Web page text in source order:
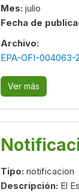
Mes: julio
Fecha de
Archivo:
EPA-OFI-004063-
Ver más
Tipo: notificacion
Descripción: El